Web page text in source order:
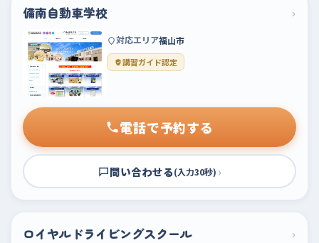
備南自動車学校 ›
対応エリア福山市
講習ガイド認定
電話で予約する
問い合わせる(入力30秒) ›
ロイヤルドライビングスクール ›